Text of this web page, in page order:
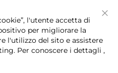
l'utente accetta di
per migliorare la
l'utilizzo del sito e assistere
Per conoscere i dettagli ,